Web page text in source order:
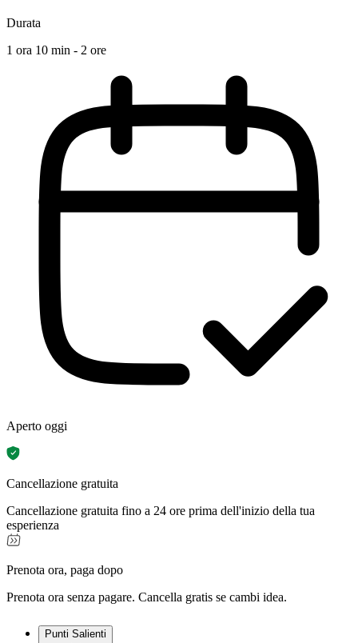
Durata
1 ora 10 min - 2 ore
Aperto oggi
Cancellazione gratuita
Cancellazione gratuita fino a 24 ore prima dell'inizio della tua
esperienza
Prenota ora, paga dopo
Prenota ora senza pagare. Cancella gratis se cambi idea.
Punti Salienti